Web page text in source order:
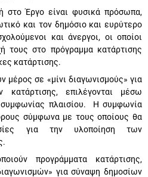
στο Έργο είναι φυσικά πρόσωπα,
και τον δημόσιο και ευρύτερο
και άνεργοι, οι οποίοι
τους στο πρόγραμμα κατάρτισης
κατάρτισης.
μέρος σε «μίνι διαγωνισμούς» για
κατάρτισης, επιλέγονται μέσω
συμφωνίας πλαισίου. Η συμφωνία
σύμφωνα με τους οποίους θα
για την υλοποίηση των
προγράμματα κατάρτισης,
για σύναψη δημοσίων